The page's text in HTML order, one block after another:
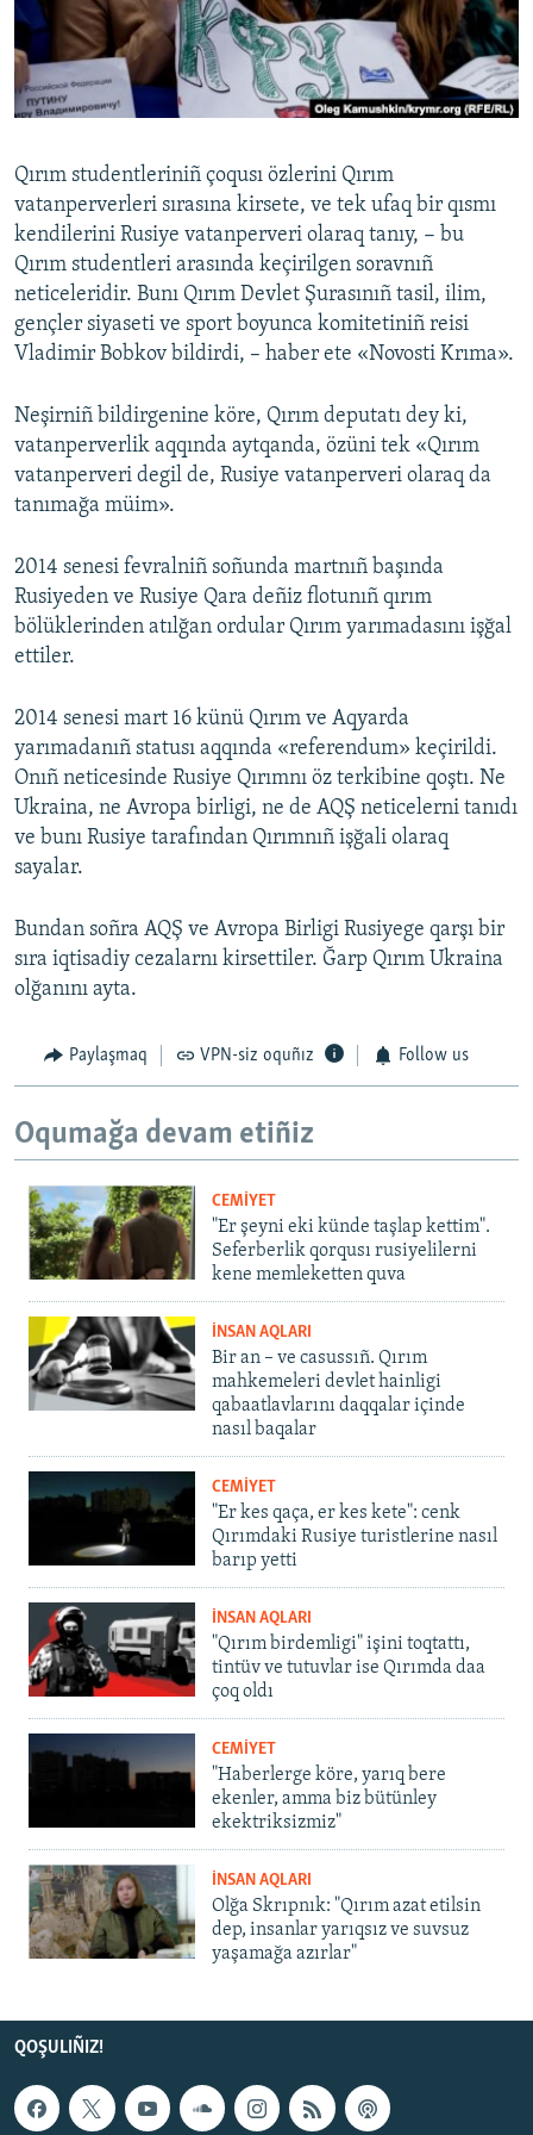
Русский
Українською
RFE/RS bütün saytları
Qırım studentleriniñ çoqusı özlerini Qırım
vatanperverleri sırasına kirsete, ve tek ufaq bir qısmı
kendilerini Rusiye vatanperveri olaraq tanıy, − bu
Qırım studentleri arasında keçirilgen soravnıñ
neticeleridir. Bunı Qırım Devlet Şurasınıñ tasil, ilim,
gençler siyaseti ve sport boyunca komitetiniñ reisi
Vladimir Bobkov bildirdi, – haber ete «Novosti Krıma».
Neşirniñ bildirgenine köre, Qırım deputatı dey ki,
vatanperverlik aqqında aytqanda, özüni tek «Qırım
vatanperveri degil de, Rusiye vatanperveri olaraq da
tanımağa müim».
2014 senesi fevralniñ soñunda martnıñ başında
Rusiyeden ve Rusiye Qara deñiz flotunıñ qırım
bölüklerinden atılğan ordular Qırım yarımadasını işğal
ettiler.
2014 senesi mart 16 künü Qırım ve Aqyarda
yarımadanıñ statusı aqqında «referendum» keçirildi.
Onıñ neticesinde Rusiye Qırımnı öz terkibine qoştı. Ne
Ukraina, ne Avropa birligi, ne de AQŞ neticelerni tanıdı
ve bunı Rusiye tarafından Qırımnıñ işğali olaraq
sayalar.
Bundan soñra AQŞ ve Avropa Birligi Rusiyege qarşı bir
sıra iqtisadiy cezalarnı kirsettiler. Ğarp Qırım Ukraina
olğanını ayta.
Paylaşmaq VPN-siz oquñız Follow us
Oqumağa devam etiñiz
CEMİYET
"Er şeyni eki künde taşlap kettim".
Seferberlik qorqusı rusiyelilerni
kene memleketten quva
İNSAN AQLARI
Bir an – ve casussıñ. Qırım
mahkemeleri devlet hainligi
qabaatlavlarını daqqalar içinde
nasıl baqalar
CEMİYET
"Er kes qaça, er kes kete": cenk
Qırımdaki Rusiye turistlerine nasıl
barıp yetti
İNSAN AQLARI
"Qırım birdemligi" işini toqtattı,
tintüv ve tutuvlar ise Qırımda daa
çoq oldı
CEMİYET
"Haberlerge köre, yarıq bere
ekenler, amma biz bütünley
ekektriksizmiz"
İNSAN AQLARI
Olğa Skrıpnık: "Qırım azat etilsin
dep, insanlar yarıqsız ve suvsuz
yaşamağa azırlar"
QOŞULIÑIZ!